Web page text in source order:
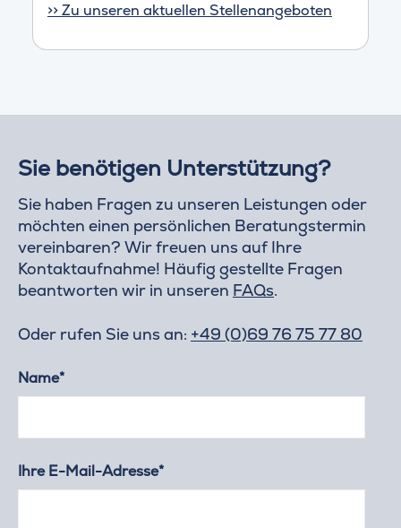
>> Zu unseren aktuellen Stellenangeboten
Sie benötigen Unterstützung?
Sie haben Fragen zu unseren Leistungen oder
möchten einen persönlichen Beratungstermin
vereinbaren? Wir freuen uns auf Ihre
Kontaktaufnahme! Häufig gestellte Fragen
beantworten wir in unseren FAQs.
Oder rufen Sie uns an: +49 (0)69 76 75 77 80
Name*
Ihre E-Mail-Adresse*